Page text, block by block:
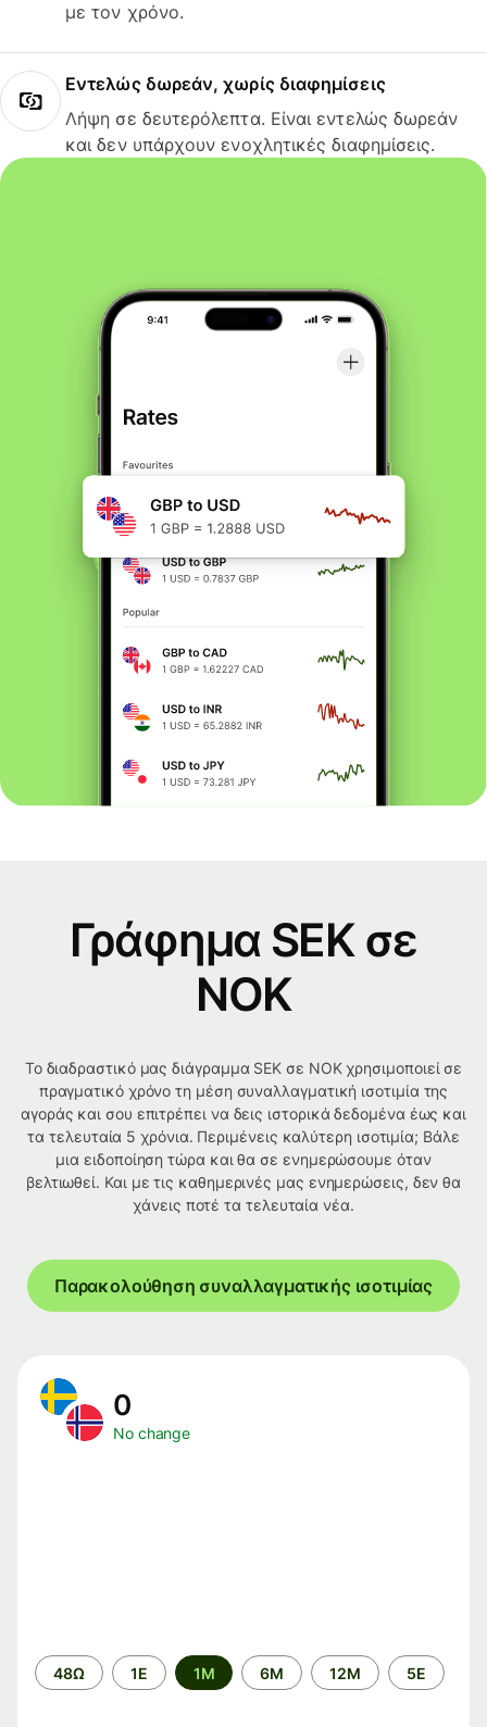
με τον χρόνο.
Εντελώς δωρεάν, χωρίς διαφημίσεις
Λήψη σε δευτερόλεπτα. Είναι εντελώς δωρεάν
και δεν υπάρχουν ενοχλητικές διαφημίσεις.
Γράφημα SEK σε
NOK
Το διαδραστικό μας διάγραμμα SEK σε NOK χρησιμοποιεί σε
πραγματικό χρόνο τη μέση συναλλαγματική ισοτιμία της
αγοράς και σου επιτρέπει να δεις ιστορικά δεδομένα έως και
τα τελευταία 5 χρόνια. Περιμένεις καλύτερη ισοτιμία; Βάλε
μια ειδοποίηση τώρα και θα σε ενημερώσουμε όταν
βελτιωθεί. Και με τις καθημερινές μας ενημερώσεις, δεν θα
χάνεις ποτέ τα τελευταία νέα.
Παρακολούθηση συναλλαγματικής ισοτιμίας
0
No change
Time
period
48Ω 1Ε 1M 6M 12M 5Ε